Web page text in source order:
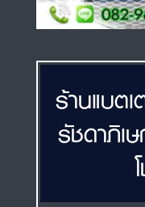
ร้านแบต
รัชดาภิเ